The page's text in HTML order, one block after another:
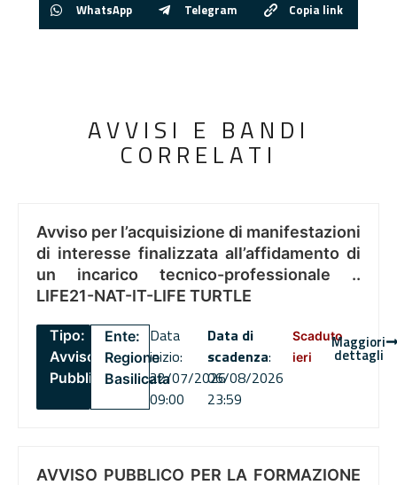
WhatsApp Telegram Copia link
AVVISI E BANDI
CORRELATI
Avviso per l’acquisizione di manifestazioni
di interesse finalizzata all’affidamento di
un incarico tecnico-professionale ..
LIFE21-NAT-IT-LIFE TURTLE
Tipo:
Avviso
Pubblico
Ente:
Regione
Basilicata
Data
inizio:
22/07/2026
09:00
Data di
scadenza:
06/08/2026
23:59
Scaduto
ieri
Maggiori
dettagli
AVVISO PUBBLICO PER LA FORMAZIONE